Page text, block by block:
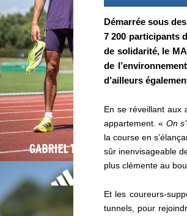
Démarrée sous
7 200 participants
de solidarité, le
de
d’ailleurs
En se réveillant aux
appartement. « On
la course en
sûr inenvisageable
plus clémente au
Et les coureurs-
tunnels, pour